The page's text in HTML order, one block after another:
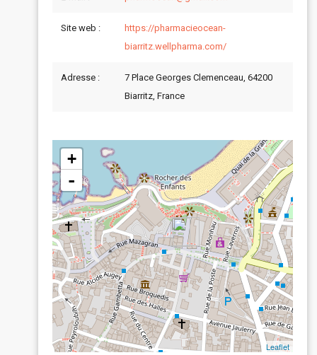
Site web :
https://pharmacieocean-
biarritz.wellpharma.com/
Adresse :
7 Place Georges Clemenceau, 64200
Biarritz, France
+
-
Leaflet